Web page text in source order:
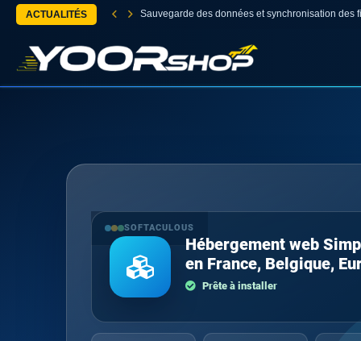
ACTUALITÉS Sauvegarde des données et synchronisation des
SOFTACULOUS
Hébergement web
en France, Belgique,
Prête à installer